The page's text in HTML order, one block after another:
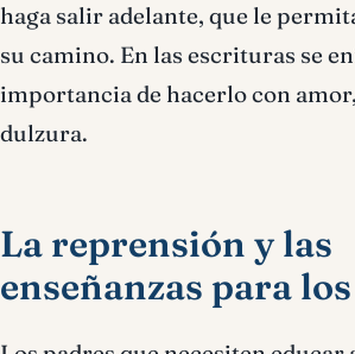
haga salir adelante, que le
su camino. En las escrituras se
importancia de hacerlo con
dulzura.
La reprensión y las
enseñanzas para